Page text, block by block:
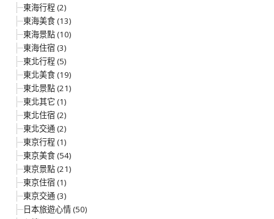
東海行程 (2)
東海美食 (13)
東海景點 (10)
東海住宿 (3)
東北行程 (5)
東北美食 (19)
東北景點 (21)
東北其它 (1)
東北住宿 (2)
東北交通 (2)
東京行程 (1)
東京美食 (54)
東京景點 (21)
東京住宿 (1)
東京交通 (3)
日本旅遊心情 (50)